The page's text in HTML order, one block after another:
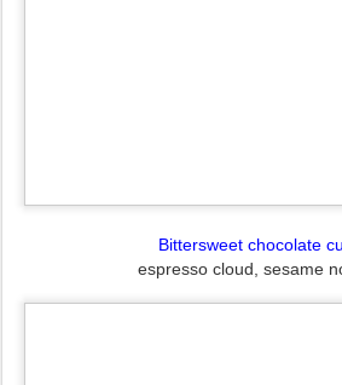
Bittersweet chocolate
espresso cloud, sesame